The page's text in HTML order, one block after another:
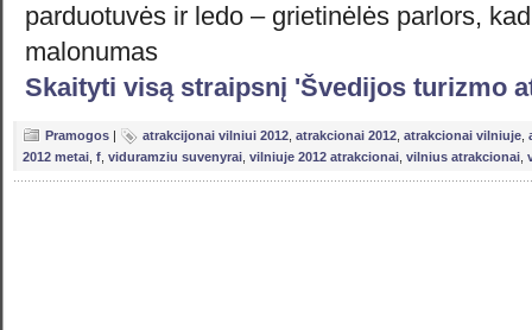
parduotuvės ir ledo – grietinėlės parlors,
malonumas
Skaityti visą straipsnį 'Švedijos turizmo
Pramogos | atrakcijonai vilniui 2012 atrakcionai 2012 atrakcionai vilniuje
2012 metai f viduramziu suvenyrai vilniuje 2012 atrakcionai vilnius atrakcionai